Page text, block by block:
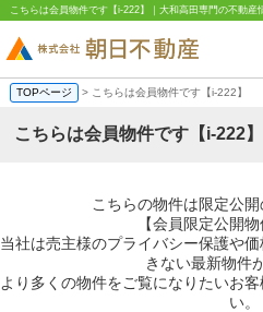
こちらは会員物件です【i-222】｜大和高田専門の不動産
TOPページ > こちらは会員物件です【i-222】
こちらは会員物件です【i-222】
こちらの物件は限定公開
【会員限定公開物
当社は売主様のプライバシー保護や
きない最新物件
より多くの物件をご覧になりたいお
い。